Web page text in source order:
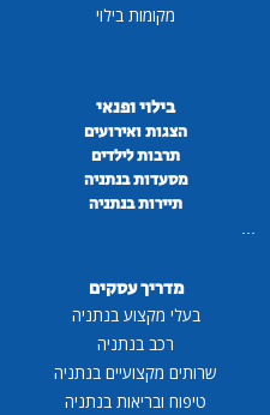
מקומות בילוי
בילוי ופנאי
הצגות ואירועים
תרבות לילדים
מסעדות בנתניה
תיירות בנתניה
...
מדריך עסקים
בעלי מקצוע בנתניה
רכב בנתניה
שרותים מקצועיים בנתניה
טיפוח ובריאות בנתניה